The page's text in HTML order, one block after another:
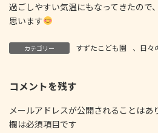
過ごしやすい気温にもなってきたので
思います
カテゴリー すずたこども園 、 日々
コメントを残す
メールアドレスが公開されることはあ
欄は必須項目です